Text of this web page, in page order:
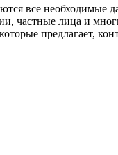
все
частные лица и
предлагает,